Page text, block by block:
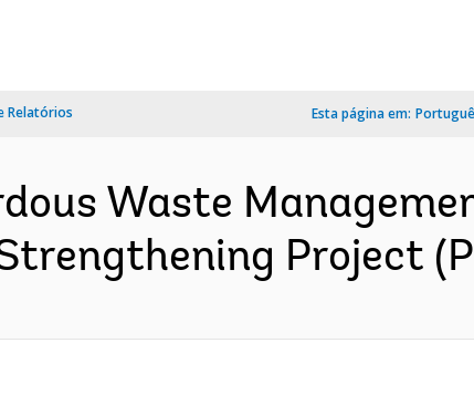
Relatórios Esta página em:
Waste
Project